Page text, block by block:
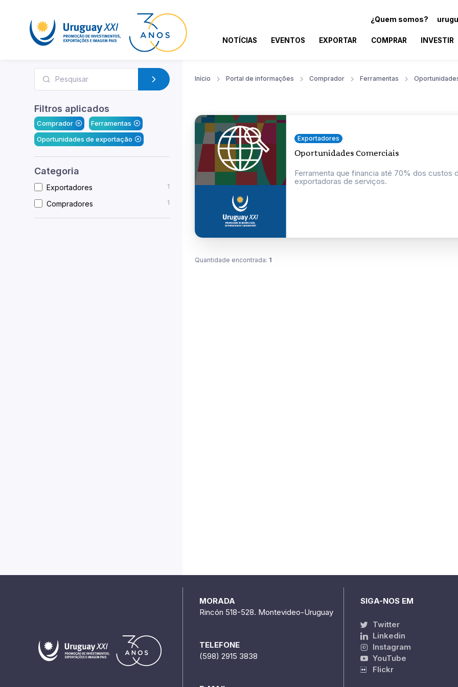
¿Quem somos?
NOTÍCIAS EVENTOS EXPORTAR COMPRAR INVESTIR
Filtros aplicados
Comprador
Ferramentas
Oportunidades de exportação
Categoria
Exportadores 1
Compradores 1
Início Portal de informações Comprador Ferramentas
Exportadores
Oportunidades Comerciais
Ferramenta que financia até 70% dos custos
exportadoras de serviços.
Quantidade encontrada: 1
MORADA
Rincón 518-528. Montevideo-Uruguay
TELEFONE
(598) 2915 3838
SIGA-NOS EM
Twitter
Linkedin
Instagram
YouTube
Flickr